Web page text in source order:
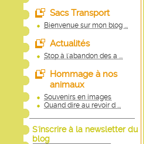
Sacs Transport
Bienvenue sur mon blog ...
Actualités
Stop à l'abandon des a ...
Hommage à nos
animaux
Souvenirs en images
Quand dire au revoir d ...
S'inscrire à la newsletter du
blog